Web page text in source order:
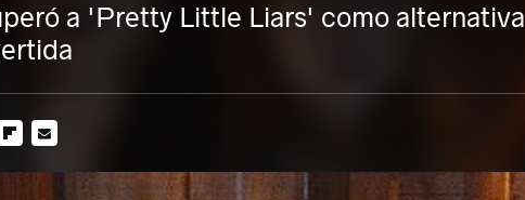
a 'Pretty Little Liars' como alternativa